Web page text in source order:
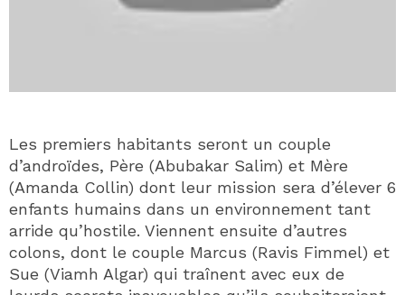
Les premiers habitants seront un couple
d’androïdes, Père (Abubakar Salim) et Mère
(Amanda Collin) dont leur mission sera d’élever 6
enfants humains dans un environnement tant
arride qu’hostile. Viennent ensuite d’autres
colons, dont le couple Marcus (Ravis Fimmel) et
Sue (Viamh Algar) qui traînent avec eux de